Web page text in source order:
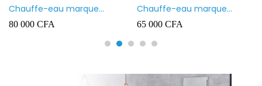
Chauffe-eau marque
VENUS 80L
80 000 CFA
Chauffe-eau marque
VENUS 50L
65 000 CFA